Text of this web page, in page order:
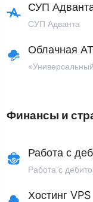
СУП
СУП Адванта
Облачная
Финансы и
Работа с
Работа с
Хостинг VPS